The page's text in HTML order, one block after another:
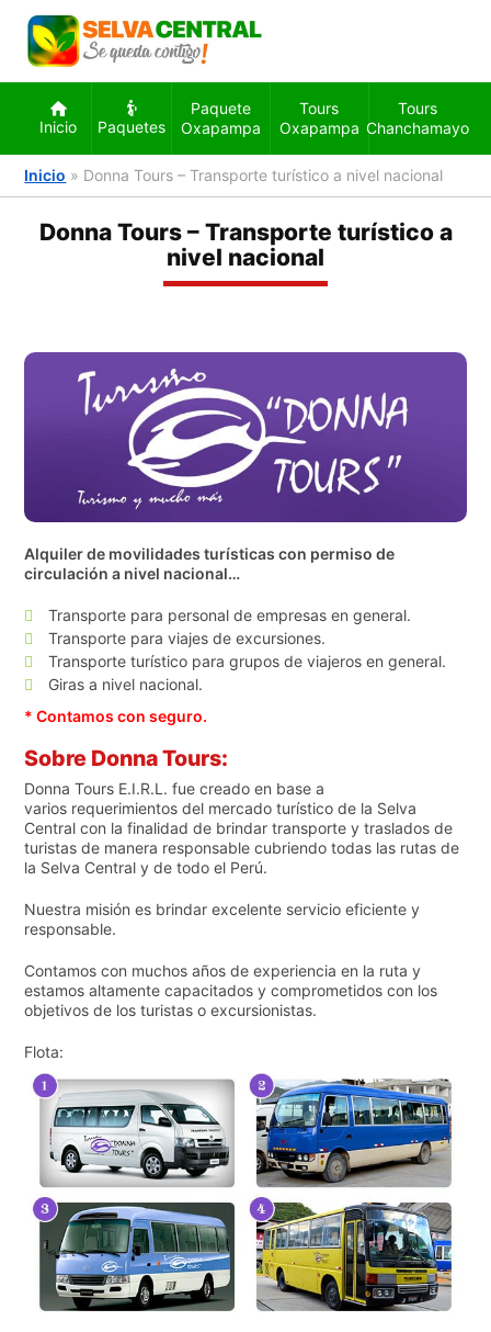
Inicio Paquetes
Paquete
Oxapampa
Tours
Oxapampa
Tours
Chanchamayo
Inicio » Donna Tours – Transporte turístico a nivel nacional
Donna Tours – Transporte turístico a
nivel nacional
Alquiler de movilidades turísticas con permiso de
circulación a nivel nacional…
Transporte para personal de empresas en general.
Transporte para viajes de excursiones.
Transporte turístico para grupos de viajeros en general.
Giras a nivel nacional.
* Contamos con seguro.
Sobre Donna Tours:
Donna Tours E.I.R.L. fue creado en base a
varios requerimientos del mercado turístico de la Selva
Central con la finalidad de brindar transporte y traslados de
turistas de manera responsable cubriendo todas las rutas de
la Selva Central y de todo el Perú.
Nuestra misión es brindar excelente servicio eficiente y
responsable.
Contamos con muchos años de experiencia en la ruta y
estamos altamente capacitados y comprometidos con los
objetivos de los turistas o excursionistas.
Flota: